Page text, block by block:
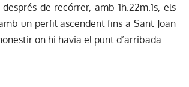
de recórrer, amb 1h.22m.1s, els
un perfil ascendent fins a Sant Joan
on hi havia el punt d’arribada.